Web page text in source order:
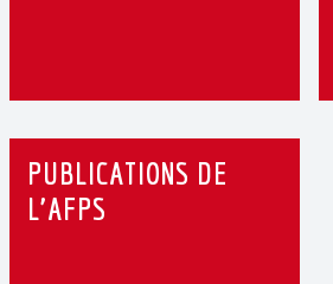
PUBLICATIONS DE
L’AFPS